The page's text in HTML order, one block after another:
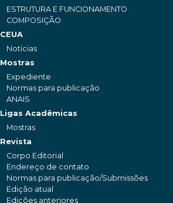
ESTRUTURA E FUNCIONAMENTO
COMPOSIÇÃO
CEUA
Notícias
Mostras
Expediente
Normas para publicação
ANAIS
Ligas Acadêmicas
Mostras
Revista
Corpo Editorial
Endereço de contato
Normas para publicação/Submissões
Edição atual
Edições anteriores